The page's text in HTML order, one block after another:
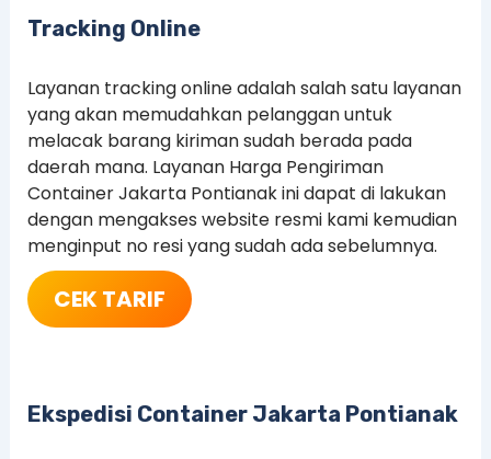
Tracking Online
Layanan tracking online adalah salah satu layanan
yang akan memudahkan pelanggan untuk
melacak barang kiriman sudah berada pada
daerah mana. Layanan Harga Pengiriman
Container Jakarta Pontianak ini dapat di lakukan
dengan mengakses website resmi kami kemudian
menginput no resi yang sudah ada sebelumnya.
CEK TARIF
Ekspedisi Container Jakarta Pontianak